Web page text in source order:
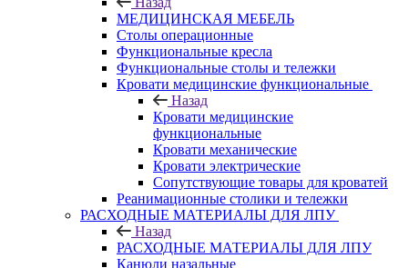
МЕДИЦИНСКАЯ МЕБЕЛЬ
Столы операционные
Функциональные кресла
Функциональные столы и тележки
Кровати медицинские функциональные
Назад
Кровати медицинские
функциональные
Кровати механические
Кровати электрические
Сопутствующие товары для кроватей
Реанимационные столики и тележки
РАСХОДНЫЕ МАТЕРИАЛЫ ДЛЯ ЛПУ
Назад
РАСХОДНЫЕ МАТЕРИАЛЫ ДЛЯ ЛПУ
Канюли назальные